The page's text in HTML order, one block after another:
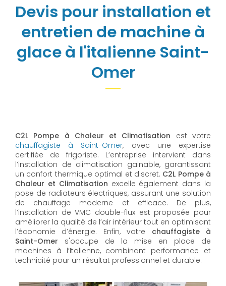
Devis pour installation et
entretien de machine à
glace à l'italienne Saint-
Omer
C2L Pompe à Chaleur et Climatisation est votre
chauffagiste à Saint-Omer, avec une expertise
certifiée de frigoriste. L’entreprise intervient dans
l’installation de climatisation gainable, garantissant
un confort thermique optimal et discret. C2L Pompe à
Chaleur et Climatisation excelle également dans la
pose de radiateurs électriques, assurant une solution
de chauffage moderne et efficace. De plus,
l’installation de VMC double-flux est proposée pour
améliorer la qualité de l’air intérieur tout en optimisant
l’économie d’énergie. Enfin, votre chauffagiste à
Saint-Omer s'occupe de la mise en place de
machines à l’Italienne, combinant performance et
technicité pour un résultat professionnel et durable.